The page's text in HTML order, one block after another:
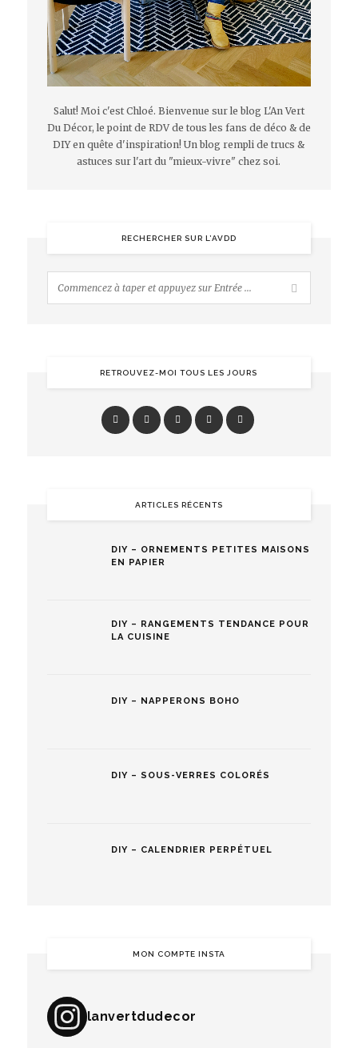
Salut! Moi c'est Chloé. Bienvenue sur le blog L'An Vert
Du Décor, le point de RDV de tous les fans de déco & de
DIY en quête d'inspiration! Un blog rempli de trucs &
astuces sur l'art du "mieux-vivre" chez soi.
RECHERCHER SUR L’AVDD
RETROUVEZ-MOI TOUS LES JOURS
ARTICLES RÉCENTS
DIY – ORNEMENTS PETITES MAISONS
EN PAPIER
DIY – RANGEMENTS TENDANCE POUR
LA CUISINE
DIY – NAPPERONS BOHO
DIY – SOUS-VERRES COLORÉS
DIY – CALENDRIER PERPÉTUEL
MON COMPTE INSTA
lanvertdudecor